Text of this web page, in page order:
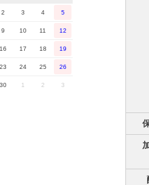
2 3 4 5
9 10 11 12
16 17 18 19
23 24 25 26
30 1 2 3